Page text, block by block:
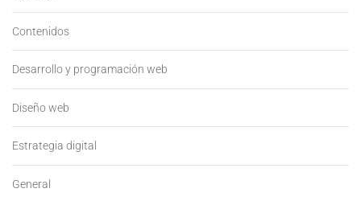
Contenidos
Desarrollo y programación web
Diseño web
Estrategia digital
General